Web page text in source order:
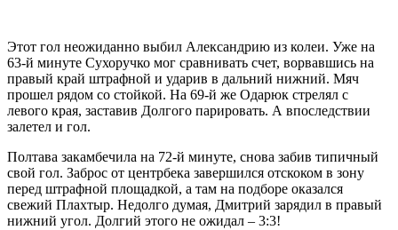
Этот гол неожиданно выбил Александрию из колеи. Уже на
63-й минуте Сухоручко мог сравнивать счет, ворвавшись на
правый край штрафной и ударив в дальний нижний. Мяч
прошел рядом со стойкой. На 69-й же Одарюк стрелял с
левого края, заставив Долгого парировать. А впоследствии
залетел и гол.
Полтава закамбечила на 72-й минуте, снова забив типичный
свой гол. Заброс от центрбека завершился отскоком в зону
перед штрафной площадкой, а там на подборе оказался
свежий Плахтыр. Недолго думая, Дмитрий зарядил в правый
нижний угол. Долгий этого не ожидал – 3:3!